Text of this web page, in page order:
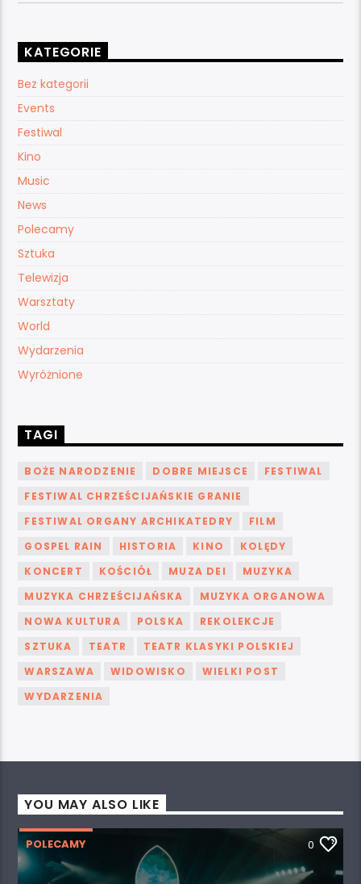
KATEGORIE
Bez kategorii
Events
Festiwal
Kino
Music
News
Polecamy
Sztuka
Telewizja
Warsztaty
World
Wydarzenia
Wyróżnione
TAGI
BOŻE NARODZENIE DOBRE MIEJSCE
FESTIWAL
FESTIWAL CHRZEŚCIJAŃSKIE GRANIE
FESTIWAL ORGANY ARCHIKATEDRY
FILM
GOSPEL RAIN
HISTORIA KINO
KOLĘDY
KONCERT
KOŚCIÓŁ MUZA DEI
MUZYKA
MUZYKA CHRZEŚCIJAŃSKA
MUZYKA ORGANOWA
NOWA KULTURA
POLSKA
REKOLEKCJE
SZTUKA
TEATR
TEATR KLASYKI POLSKIEJ
WARSZAWA
WIDOWISKO
WIELKI POST
WYDARZENIA
YOU MAY ALSO LIKE
POLECAMY 0